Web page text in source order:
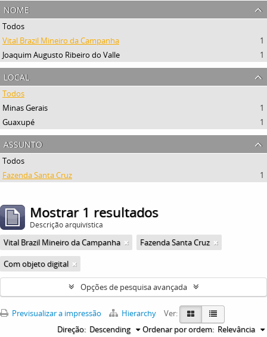
nome
Todos
Vital Brazil Mineiro da Campanha
1
Joaquim Augusto Ribeiro do Valle
1
local
Todos
Minas Gerais
1
Guaxupé
1
assunto
Todos
Fazenda Santa Cruz
1
Mostrar 1 resultados
Descrição arquivística
Vital Brazil Mineiro da Campanha
Fazenda Santa Cruz
Com objeto digital
Opções de pesquisa avançada
Previsualizar a impressão Hierarchy
Ver:
Ordenar por ordem: Relevância
Direção: Descending